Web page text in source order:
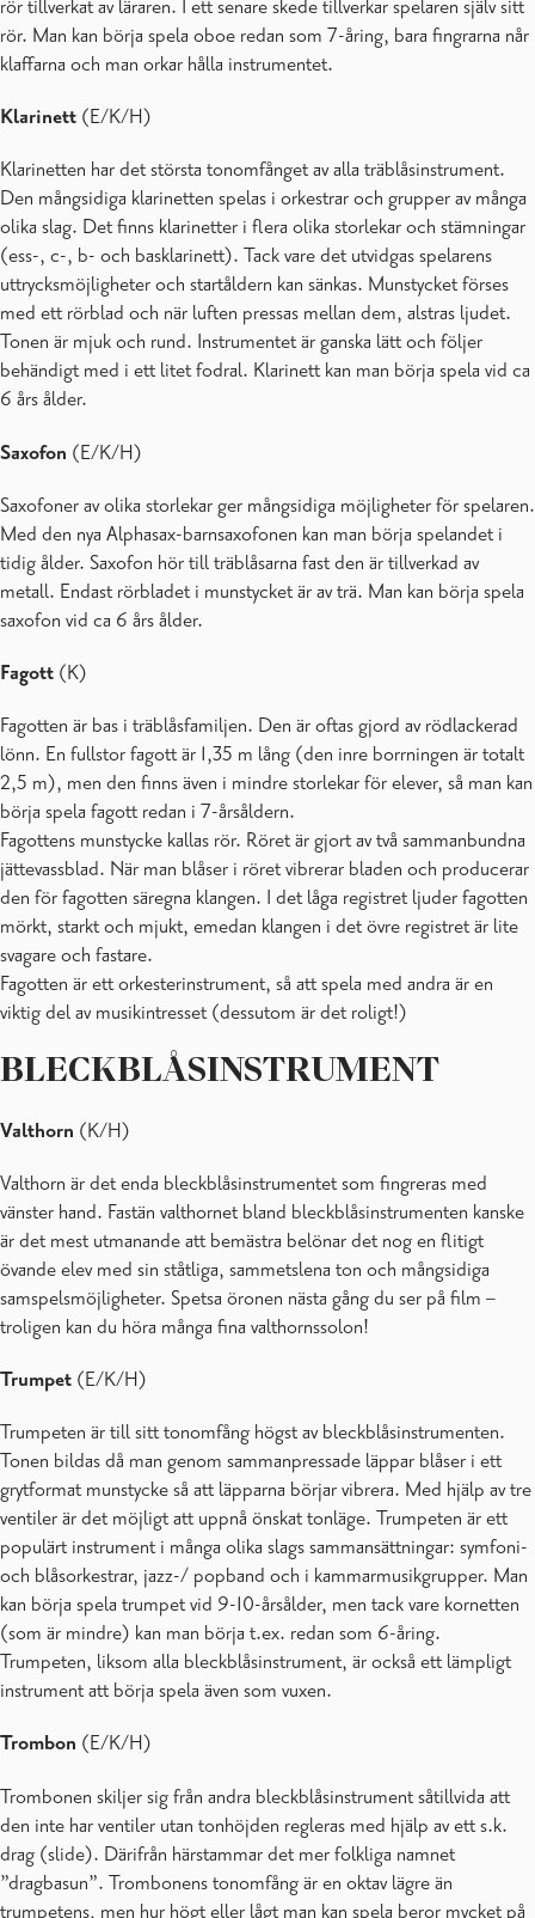
rör tillverkat av läraren. I ett senare skede tillverkar spelaren själv sitt
rör. Man kan börja spela oboe redan som 7-åring, bara fingrarna når
klaffarna och man orkar hålla instrumentet.
Klarinett (E/K/H)
Klarinetten har det största tonomfånget av alla träblåsinstrument.
Den mångsidiga klarinetten spelas i orkestrar och grupper av många
olika slag. Det finns klarinetter i flera olika storlekar och stämningar
(ess-, c-, b- och basklarinett). Tack vare det utvidgas spelarens
uttrycksmöjligheter och startåldern kan sänkas. Munstycket förses
med ett rörblad och när luften pressas mellan dem, alstras ljudet.
Tonen är mjuk och rund. Instrumentet är ganska lätt och följer
behändigt med i ett litet fodral. Klarinett kan man börja spela vid ca
6 års ålder.
Saxofon (E/K/H)
Saxofoner av olika storlekar ger mångsidiga möjligheter för spelaren.
Med den nya Alphasax-barnsaxofonen kan man börja spelandet i
tidig ålder. Saxofon hör till träblåsarna fast den är tillverkad av
metall. Endast rörbladet i munstycket är av trä. Man kan börja spela
saxofon vid ca 6 års ålder.
Fagott (K)
Fagotten är bas i träblåsfamiljen. Den är oftas gjord av rödlackerad
lönn. En fullstor fagott är 1,35 m lång (den inre borrningen är totalt
2,5 m), men den finns även i mindre storlekar för elever, så man kan
börja spela fagott redan i 7-årsåldern.
Fagottens munstycke kallas rör. Röret är gjort av två sammanbundna
jättevassblad. När man blåser i röret vibrerar bladen och producerar
den för fagotten säregna klangen. I det låga registret ljuder fagotten
mörkt, starkt och mjukt, emedan klangen i det övre registret är lite
svagare och fastare.
Fagotten är ett orkesterinstrument, så att spela med andra är en
viktig del av musikintresset (dessutom är det roligt!)
BLECKBLÅSINSTRUMENT
Valthorn (K/H)
Valthorn är det enda bleckblåsinstrumentet som fingreras med
vänster hand. Fastän valthornet bland bleckblåsinstrumenten kanske
är det mest utmanande att bemästra belönar det nog en flitigt
övande elev med sin ståtliga, sammetslena ton och mångsidiga
samspelsmöjligheter. Spetsa öronen nästa gång du ser på film –
troligen kan du höra många fina valthornssolon!
Trumpet (E/K/H)
Trumpeten är till sitt tonomfång högst av bleckblåsinstrumenten.
Tonen bildas då man genom sammanpressade läppar blåser i ett
grytformat munstycke så att läpparna börjar vibrera. Med hjälp av tre
ventiler är det möjligt att uppnå önskat tonläge. Trumpeten är ett
populärt instrument i många olika slags sammansättningar: symfoni-
och blåsorkestrar, jazz-/ popband och i kammarmusikgrupper. Man
kan börja spela trumpet vid 9-10-årsålder, men tack vare kornetten
(som är mindre) kan man börja t.ex. redan som 6-åring.
Trumpeten, liksom alla bleckblåsinstrument, är också ett lämpligt
instrument att börja spela även som vuxen.
Trombon (E/K/H)
Trombonen skiljer sig från andra bleckblåsinstrument såtillvida att
den inte har ventiler utan tonhöjden regleras med hjälp av ett s.k.
drag (slide). Därifrån härstammar det mer folkliga namnet
”dragbasun”. Trombonens tonomfång är en oktav lägre än
trumpetens, men hur högt eller lågt man kan spela beror mycket på